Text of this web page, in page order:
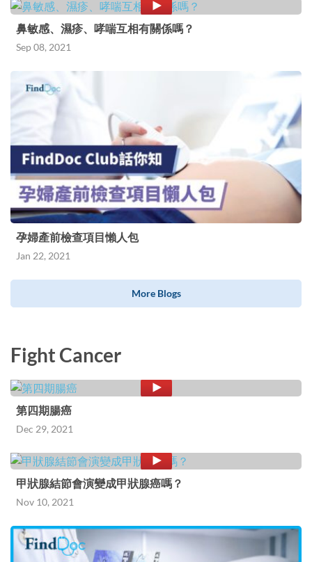
鼻敏感、濕疹、哮喘互相有關係嗎？
Sep 08, 2021
孕婦產前檢查項目懶人包
Jan 22, 2021
More Blogs
Fight Cancer
第四期腸癌
Dec 29, 2021
甲狀腺結節會演變成甲狀腺癌嗎？
Nov 10, 2021